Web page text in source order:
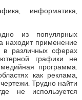
информатика,
из популярных
находит применение
различных сферах
графики не
программа.
как реклама,
Трудно найти
не используется